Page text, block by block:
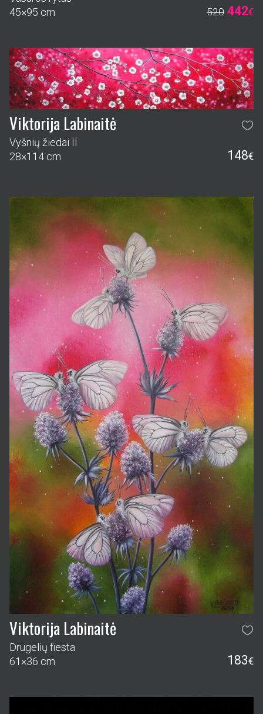
45×95 cm
520 442€
Viktorija Labinaitė
Vyšnių žiedai II
28×114 cm
148€
Viktorija Labinaitė
Drugelių fiesta
61×36 cm
183€